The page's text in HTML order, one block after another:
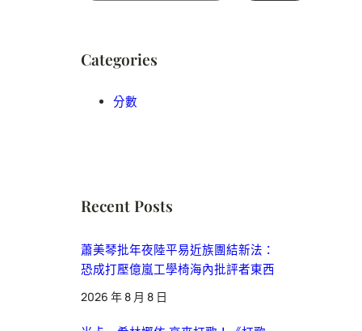
Categories
分數
Recent Posts
蕭美琴批年夜陸平易近族團結新法：
恐成打壓億嵐工學椅海內批評者東西
2026 年 8 月 8 日